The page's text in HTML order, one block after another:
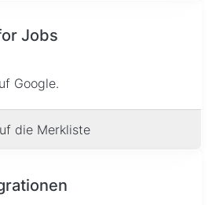
Jobs
Google.
die Merkliste